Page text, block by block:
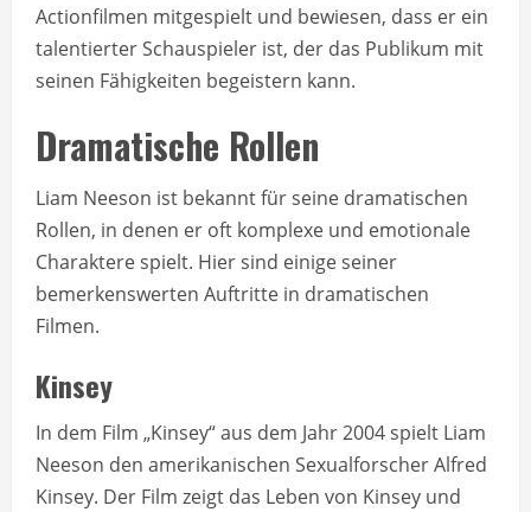
Actionfilmen mitgespielt und bewiesen, dass er ein
talentierter Schauspieler ist, der das Publikum mit
seinen Fähigkeiten begeistern kann.
Dramatische Rollen
Liam Neeson ist bekannt für seine dramatischen
Rollen, in denen er oft komplexe und emotionale
Charaktere spielt. Hier sind einige seiner
bemerkenswerten Auftritte in dramatischen
Filmen.
Kinsey
In dem Film „Kinsey“ aus dem Jahr 2004 spielt Liam
Neeson den amerikanischen Sexualforscher Alfred
Kinsey. Der Film zeigt das Leben von Kinsey und